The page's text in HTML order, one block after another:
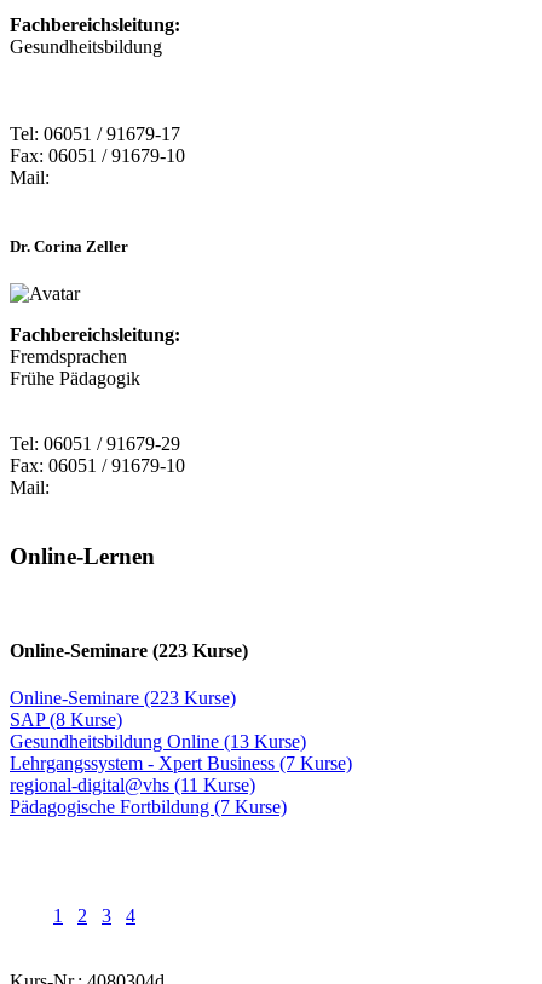
Fachbereichsleitung:
Gesundheitsbildung
Tel: 06051 / 91679-17
Fax: 06051 / 91679-10
Mail:
Dr. Corina Zeller
Fachbereichsleitung:
Fremdsprachen
Frühe Pädagogik
Tel: 06051 / 91679-29
Fax: 06051 / 91679-10
Mail:
Online-Lernen
Online-Seminare (223 Kurse)
Online-Seminare (223 Kurse)
SAP (8 Kurse)
Gesundheitsbildung Online (13 Kurse)
Lehrgangssystem - Xpert Business (7 Kurse)
regional-digital@vhs (11 Kurse)
Pädagogische Fortbildung (7 Kurse)
1 2 3 4